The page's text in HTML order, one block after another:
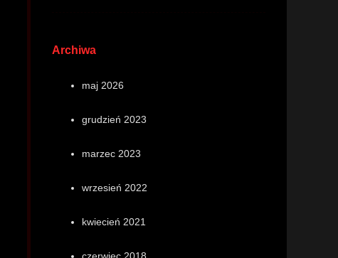
Archiwa
maj 2026
grudzień 2023
marzec 2023
wrzesień 2022
kwiecień 2021